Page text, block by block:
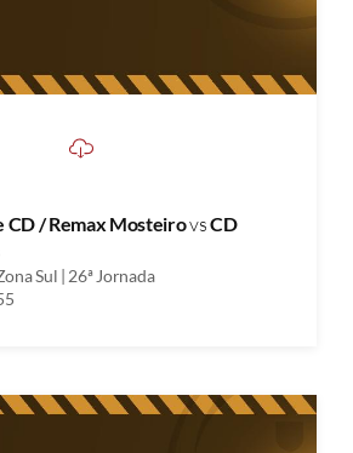
CD / Remax MosteirovsCD
Sul | 26ª Jornada